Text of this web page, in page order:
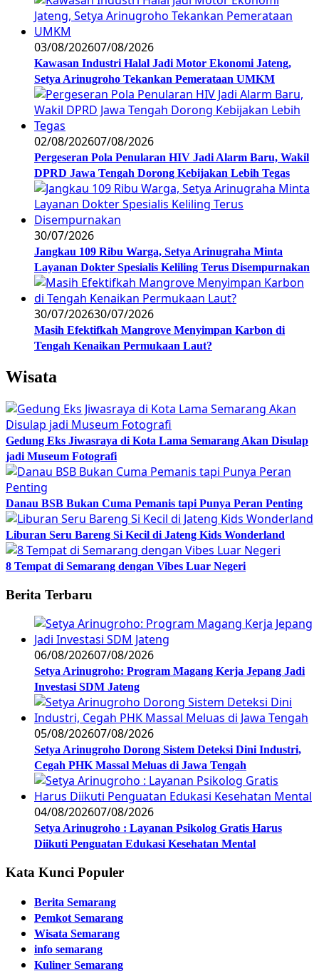
03/08/202607/08/2026
Kawasan Industri Halal Jadi Motor Ekonomi Jateng,
Setya Arinugroho Tekankan Pemerataan UMKM
02/08/202607/08/2026
Pergeseran Pola Penularan HIV Jadi Alarm Baru, Wakil
DPRD Jawa Tengah Dorong Kebijakan Lebih Tegas
30/07/2026
Jangkau 109 Ribu Warga, Setya Arinugraha Minta
Layanan Dokter Spesialis Keliling Terus Disempurnakan
30/07/202630/07/2026
Masih Efektifkah Mangrove Menyimpan Karbon di
Tengah Kenaikan Permukaan Laut?
Wisata
Gedung Eks Jiwasraya di Kota Lama Semarang Akan Disulap
jadi Museum Fotografi
Danau BSB Bukan Cuma Pemanis tapi Punya Peran Penting
Liburan Seru Bareng Si Kecil di Jateng Kids Wonderland
8 Tempat di Semarang dengan Vibes Luar Negeri
Berita Terbaru
06/08/202607/08/2026
Setya Arinugroho: Program Magang Kerja Jepang Jadi
Investasi SDM Jateng
05/08/202607/08/2026
Setya Arinugroho Dorong Sistem Deteksi Dini Industri,
Cegah PHK Massal Meluas di Jawa Tengah
04/08/202607/08/2026
Setya Arinugroho : Layanan Psikolog Gratis Harus
Diikuti Penguatan Edukasi Kesehatan Mental
Kata Kunci Populer
Berita Semarang
Pemkot Semarang
Wisata Semarang
info semarang
Kuliner Semarang